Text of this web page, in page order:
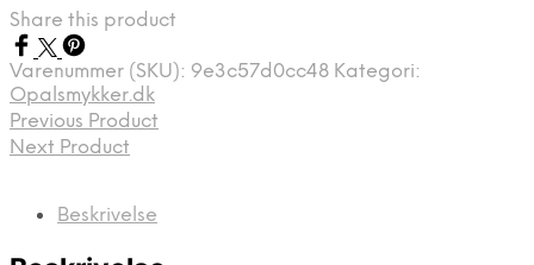
Share this product
Varenummer (SKU): 9e3c57d0cc48 Kategori:
Opalsmykker.dk
Previous Product
Next Product
Beskrivelse